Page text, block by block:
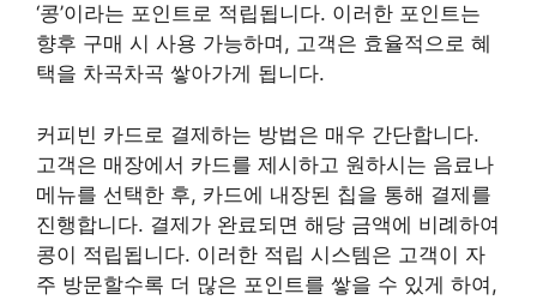
‘콩’이라는 포인트로 적립됩니다. 이러한 포인트는
향후 구매 시 사용 가능하며, 고객은 효율적으로 혜
택을 차곡차곡 쌓아가게 됩니다.
커피빈 카드로 결제하는 방법은 매우 간단합니다.
고객은 매장에서 카드를 제시하고 원하시는 음료나
메뉴를 선택한 후, 카드에 내장된 칩을 통해 결제를
진행합니다. 결제가 완료되면 해당 금액에 비례하여
콩이 적립됩니다. 이러한 적립 시스템은 고객이 자
주 방문할수록 더 많은 포인트를 쌓을 수 있게 하여,